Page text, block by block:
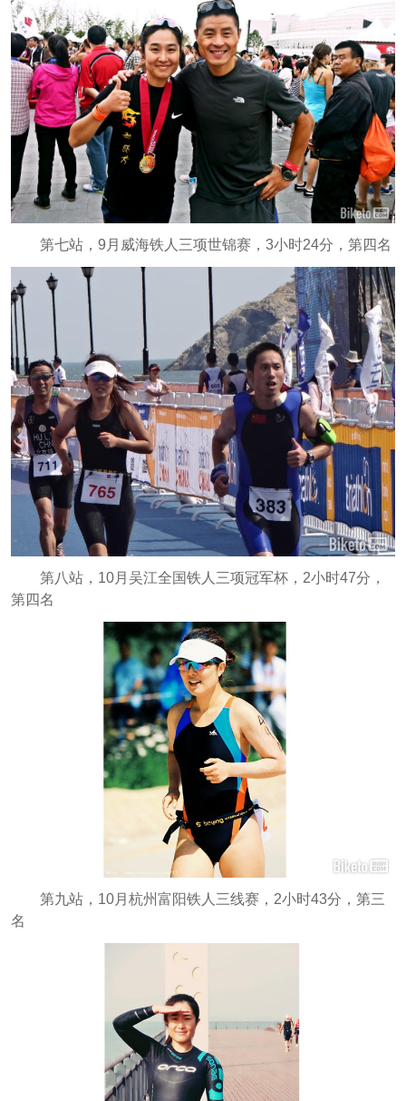
第七站，9月威海铁人三项世锦赛，3小时24分，第四名
第八站，10月吴江全国铁人三项冠军杯，2小时47分，
第四名
第九站，10月杭州富阳铁人三线赛，2小时43分，第三
名